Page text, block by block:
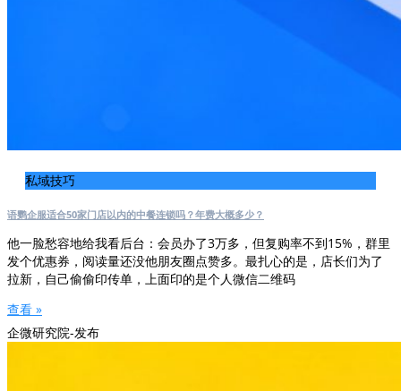
私域技巧
语鹦企服适合50家门店以内的中餐连锁吗？年费大概多少？
他一脸愁容地给我看后台：会员办了3万多，但复购率不到15%，群里
发个优惠券，阅读量还没他朋友圈点赞多。最扎心的是，店长们为了
拉新，自己偷偷印传单，上面印的是个人微信二维码
查看 »
企微研究院-发布